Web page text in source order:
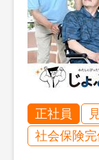
正社員
社会保険